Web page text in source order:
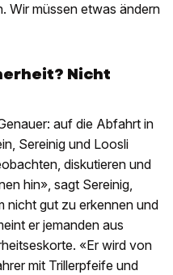
Wir müssen etwas ändern
Nicht
auf die Abfahrt in
Sereinig und Loosli
diskutieren und
hin», sagt Sereinig,
nicht gut zu erkennen und
er jemanden aus
«Er wird von
mit Trillerpfeife und